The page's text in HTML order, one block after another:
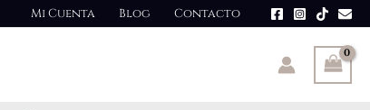
Mi Cuenta Blog Contacto